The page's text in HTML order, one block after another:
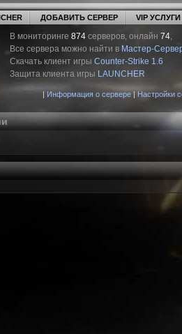
ДОБАВИТЬ СЕРВЕР VIP УСЛУГИ
В мониторинге 874 серверов, онлайн 74,
Все сервера можно найти в Мастер-
Скачать клиент игры Counter-Strike 1.6
Защита клиента игры LAUNCHER
| Информация о сервере| Настройки